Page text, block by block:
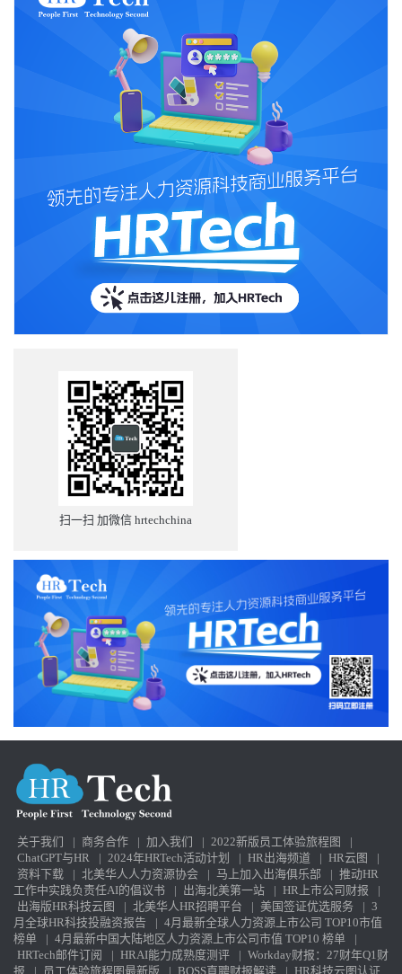
扫一扫 加微信 hrtechchina
关于我们 | 商务合作 | 加入我们 | 2022新版员工体验旅程图
|
ChatGPT与HR
| 2024年HRTech活动计划 | HR出海频道 | HR云图
|
资料下载
| 北美华人人力资源协会 | 马上加入出海俱乐部 | 推动HR
工作中实践负责任AI的倡议书
| 出海北美第一站 | HR上市公司财报
|
出海版HR科技云图
| 北美华人HR招聘平台 | 美国签证优选服务 | 3
月全球HR科技投融资报告
| 4月最新全球人力资源上市公司 TOP10市值
榜单
| 4月最新中国大陆地区人力资源上市公司市值 TOP10 榜单
|
HRTech邮件订阅
| HRAI能力成熟度测评 | Workday财报：27财年Q1财
报
| 员工体验旅程图最新版 | BOSS直聘财报解读 | HR科技云图认证